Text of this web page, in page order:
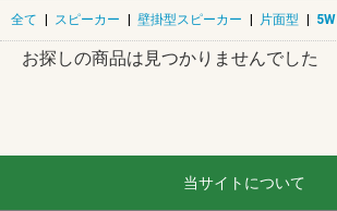
全て | スピーカー | 壁掛型スピーカー | 片面型 | 5W
お探しの商品は見つかりませんでした
当サイトについて